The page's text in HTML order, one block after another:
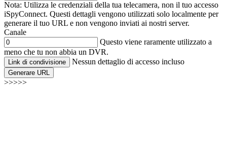
Nota: Utilizza le credenziali della tua telecamera, non il tuo accesso
iSpyConnect. Questi dettagli vengono utilizzati solo localmente per
generare il tuo URL e non vengono inviati ai nostri server.
Canale
Questo viene raramente utilizzato a
meno che tu non abbia un DVR.
Link di condivisione Nessun dettaglio di accesso incluso
Generare URL
>>>>>